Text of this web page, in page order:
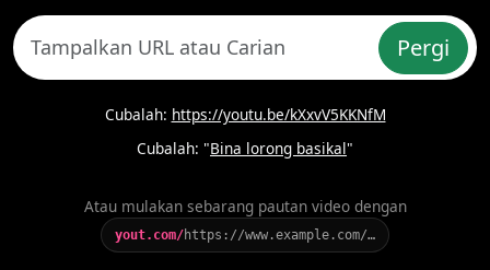
Pergi
Cubalah: https://youtu.be/kXxvV5KKNfM
Cubalah: "Bina lorong basikal"
Atau mulakan sebarang pautan video dengan
yout.com/https://www.example.com/…